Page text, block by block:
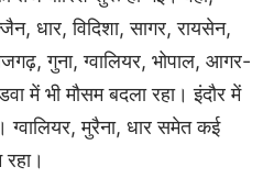
धार, विदिशा, सागर, रायसेन,
गुना, ग्वालियर, भोपाल, आगर-
में भी मौसम बदला रहा। इंदौर में
मुरैना, धार समेत कई
रहा।